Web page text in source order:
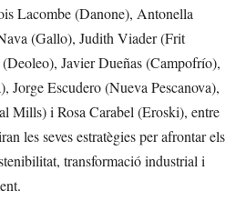
Lacombe (Danone), Antonella
(Gallo), Judith Viader (Frit
Javier Dueñas (Campofrío),
Jorge Escudero (Nueva Pescanova),
Mills) i Rosa Carabel (Eroski), entre
les seves estratègies per afrontar els
transformació industrial i